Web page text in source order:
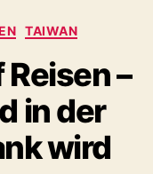
TAIWAN
–
in der
wird